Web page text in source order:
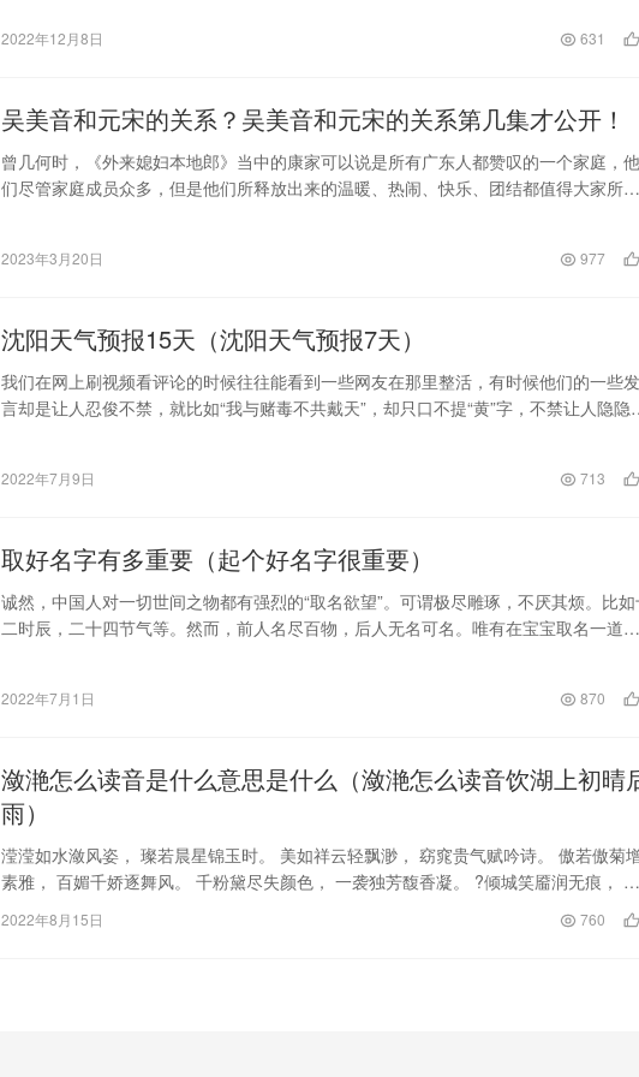
2022年12月8日 631
吴美音和元宋的关系？吴美音和元宋的关系第几集才公开！
曾几何时，《外来媳妇本地郎》当中的康家可以说是所有广东人都赞叹的一个家庭，他
们尽管家庭成员众多，但是他们所释放出来的温暖、热闹、快乐、团结都值得大家所学
2023年3月20日 977
沈阳天气预报15天（沈阳天气预报7天）
我们在网上刷视频看评论的时候往往能看到一些网友在那里整活，有时候他们的一些发
言却是让人忍俊不禁，就比如“我与赌毒不共戴天”，却只口不提“黄”字，不禁让人隐隐
2022年7月9日 713
取好名字有多重要（起个好名字很重要）
诚然，中国人对一切世间之物都有强烈的“取名欲望”。可谓极尽雕琢，不厌其烦。比
二时辰，二十四节气等。然而，前人名尽百物，后人无名可名。唯有在宝宝取名一道
2022年7月1日 870
潋滟怎么读音是什么意思是什么（潋滟怎么读音饮湖上初晴
雨）
滢滢如水潋风姿， 璨若晨星锦玉时。 美如祥云轻飘渺， 窈窕贵气赋吟诗。 傲若傲菊
素雅， 百媚千娇逐舞风。 千粉黛尽失颜色， 一袭独芳馥香凝。 ?倾城笑靥润无痕， 惊
艳凝聚潋清欢。…
2022年8月15日 760